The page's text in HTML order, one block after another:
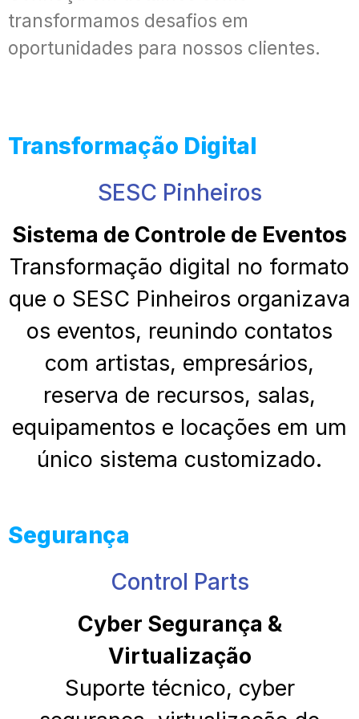
transformamos desafios em
oportunidades para nossos clientes.
Transformação Digital
SESC Pinheiros
Sistema de Controle de Eventos
Transformação digital no formato
que o SESC Pinheiros organizava
os eventos, reunindo contatos
com artistas, empresários,
reserva de recursos, salas,
equipamentos e locações em um
único sistema customizado.
Segurança
Control Parts
Cyber Segurança &
Virtualização
Suporte técnico, cyber